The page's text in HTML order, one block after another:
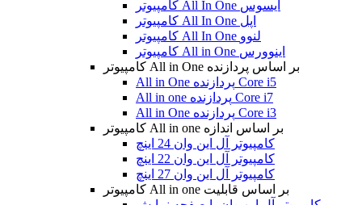
کامپیوتر All In One ایسوس
کامپیوتر All In One اپل
کامپیوتر All In One لنوو
کامپیوتر All in One اینوورس
کامپیوتر All in One بر اساس پردازنده
All in One پردازنده Core i5
All in one پردازنده Core i7
All in One پردازنده Core i3
کامپیوتر All in one بر اساس اندازه
کامپیوتر آل این وان 24 اینچ
کامپیوتر آل این وان 22 اینچ
کامپیوتر آل این وان 27 اینچ
کامپیوتر All in one بر اساس قابلیت